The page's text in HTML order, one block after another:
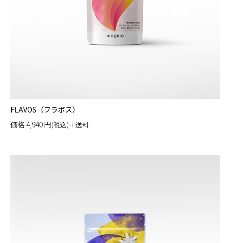
FLAVOS（フラボス）
価格4,940円(税込)＋送料